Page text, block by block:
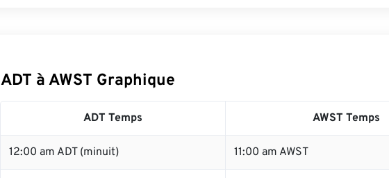
ADT à AWST Graphique
ADT Temps AWST Temps
12:00 am ADT (minuit) 11:00 am AWST